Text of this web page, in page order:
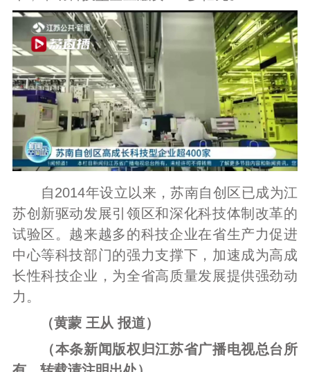
自2014年设立以来，苏南自创区已成为江
苏创新驱动发展引领区和深化科技体制改革的
试验区。越来越多的科技企业在省生产力促进
中心等科技部门的强力支撑下，加速成为高成
长性科技企业，为全省高质量发展提供强劲动
力。
（黄蒙 王从 报道）
（本条新闻版权归江苏省广播电视总台所